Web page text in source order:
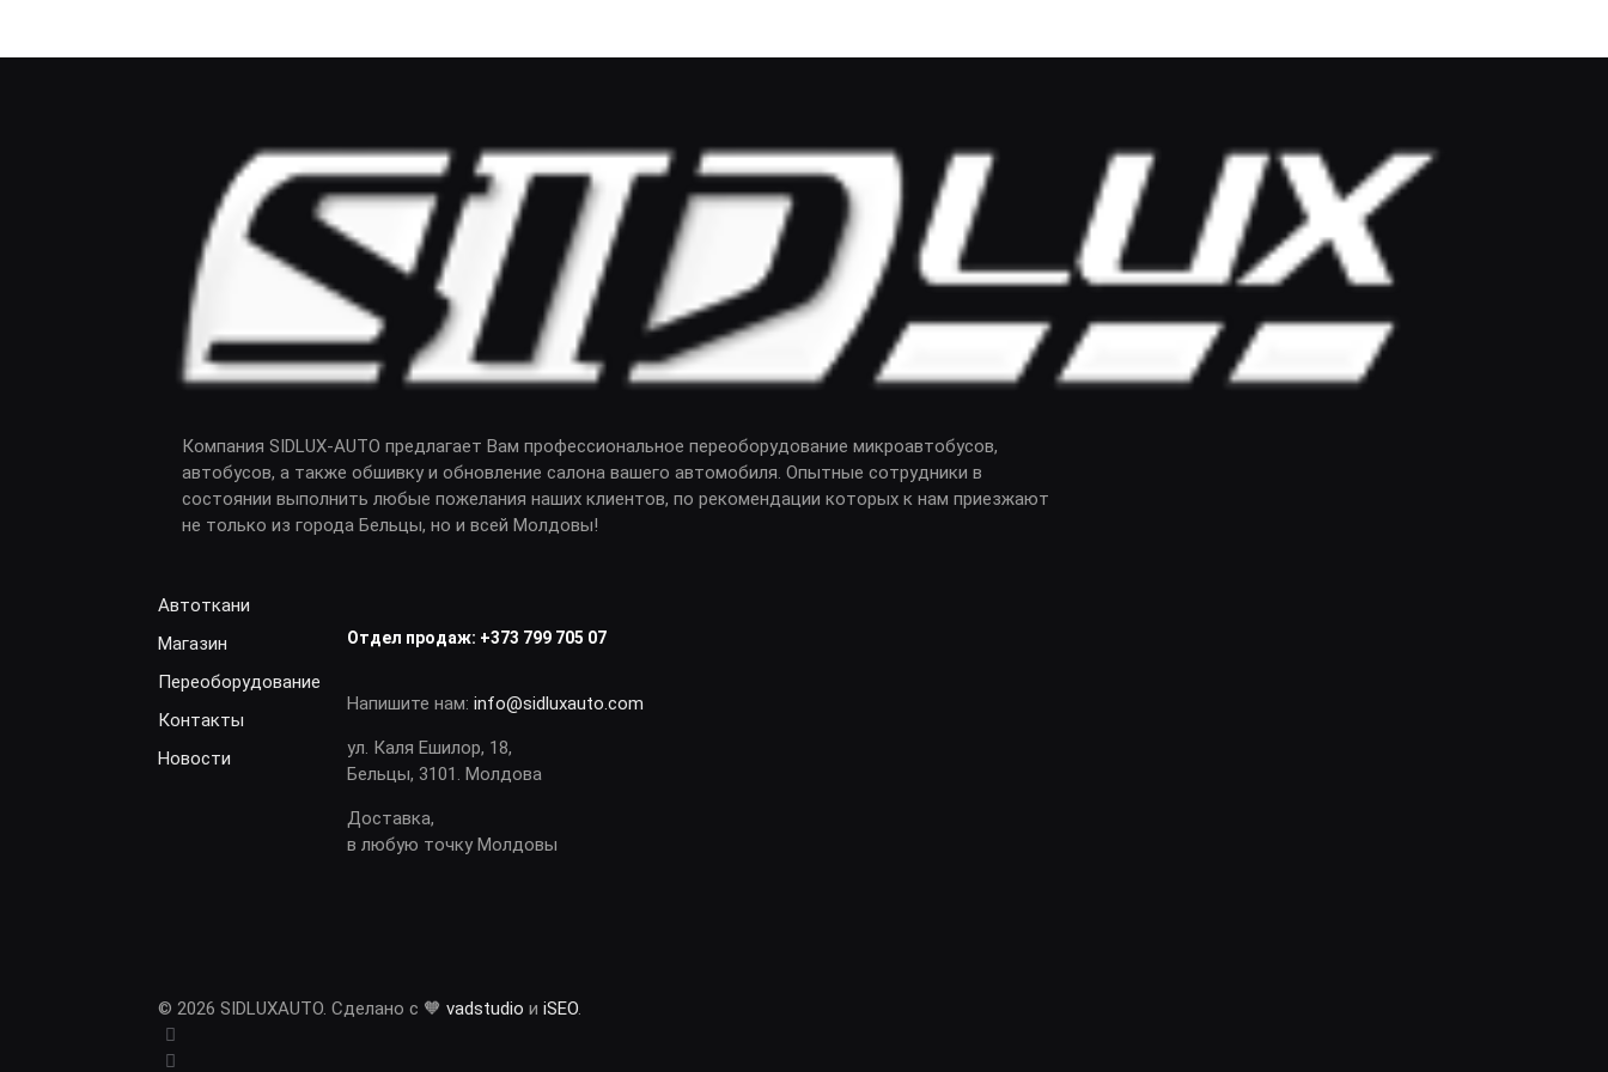
Компания SIDLUX-AUTO предлагает Вам профессиональное переоборудование микроавтобусов,
автобусов, а также обшивку и обновление салона вашего автомобиля. Опытные сотрудники в
состоянии выполнить любые пожелания наших клиентов, по рекомендации которых к нам приезжают
не только из города Бельцы, но и всей Молдовы!
Автоткани
Магазин
Переоборудование
Контакты
Новости
Отдел продаж: +373 799 705 07
Напишите нам:info@sidluxauto.com
ул. Каля Ешилор, 18,
Бельцы, 3101. Молдова
Доставка,
в любую точку Молдовы
© 2026 SIDLUXAUTO. Сделано с 🧡vadstudio иiSEO.